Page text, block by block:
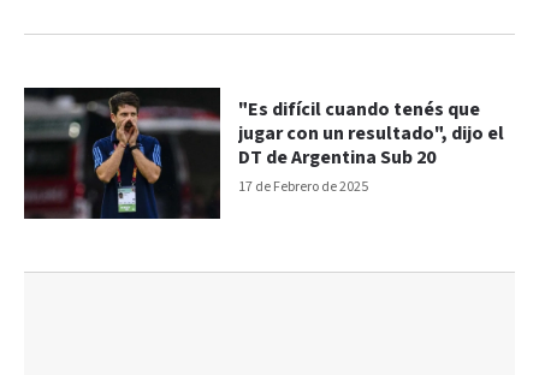
17 de Febrero de 2025
"Es difícil cuando tenés que
jugar con un resultado", dijo el
DT de Argentina Sub 20